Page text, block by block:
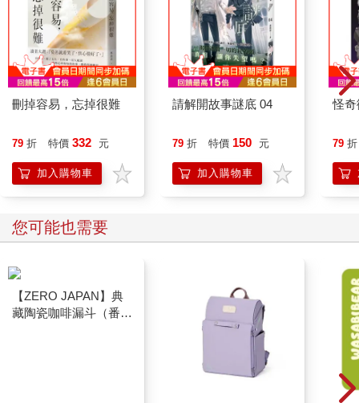
「魔鬼」。林子厚作為獵人，並非追逐野豬，而是透過對流程、
對人心、對細節的洞察，看見生命運作的虛弱與尊嚴。那種對生
存秩序與人性的細膩理解，讓人們體會到每個生命和每分職責都
有其存在的意義和價值。
兩篇故事用截然不同的場景，共同訴說生存的艱難，以及人性深
處不曾泯滅的柔軟。讀著讀著，不禁令人思考，生存不僅是對抗
「生態」議題在〈採蜜〉一篇中被賦予深刻的倫理意涵，是小說
集最具宏觀視野的篇章。劉金宏面對蜜蜂集體死亡的景象，內心
充斥罪惡與無力，最終提出「我要用泥塊、枝椏搭一座木屋」為
然的懺悔與溫柔的救贖。
蜜蜂的悲劇不僅呈現生態危機，也反映人類自私的行為。故事以
引發深層共感。人與自然的關係，某種程度上近似愛情，需要謙
卑與包容，才能在傷害之後找到修復和共生的可能。
「人性掙扎」如同一條隱密線索，貫穿五篇故事。無論是蔡克俊
的自省、「我」在植牙時的體悟、林子厚的洞察、劉金宏的救
〈時光之妻〉中，母親的葬禮場景尤其令人鼻酸，她的孤寂與生
刪掉容易，忘掉很難
79 折 特價 332 元
加入購物車
請解開故事謎底 04
79 折 特價 150 元
加入購物車
怪
79 折
您可能也需要